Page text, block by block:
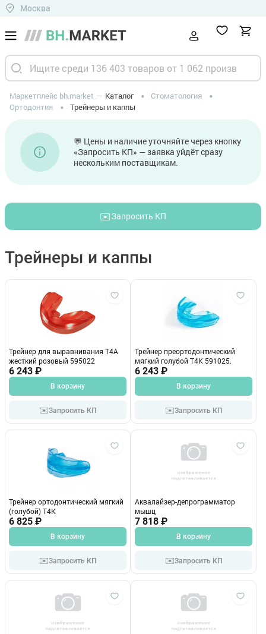
Москва
Маркетплейс bh.market Каталог
Стоматология
Ортодонтия
Трейнеры и каппы
💬 Цены и наличие уточняйте через кнопку
«Запросить КП» — заявка уйдёт сразу
нескольким поставщикам.
✉️Запросить КП
Трейнеры и каппы
Трейнер для выравнивания Т4А
жесткий розовый 595022
6 243 ₽
В корзину
✉️Запросить КП
Трейнер преортодонтический
мягкий голубой Т4К 591025.
6 243 ₽
В корзину
✉️Запросить КП
Трейнер ортодонтический мягкий
(голубой) Т4К
6 825 ₽
В корзину
✉️Запросить КП
Аквалайзер-депрограмматор
мышц
7 818 ₽
В корзину
✉️Запросить КП